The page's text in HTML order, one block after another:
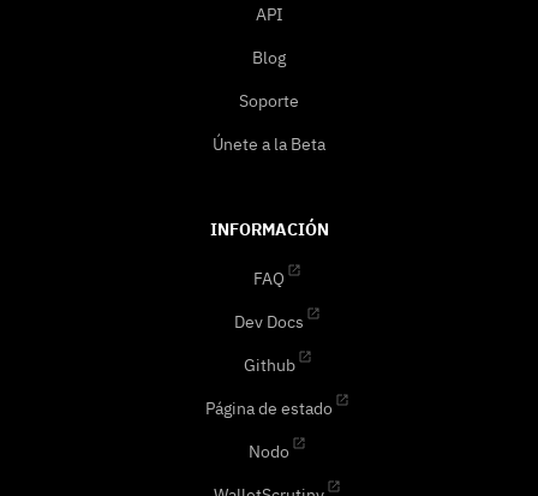
API
Blog
Soporte
Únete a la Beta
INFORMACIÓN
FAQ
Dev Docs
Github
Página de estado
Nodo